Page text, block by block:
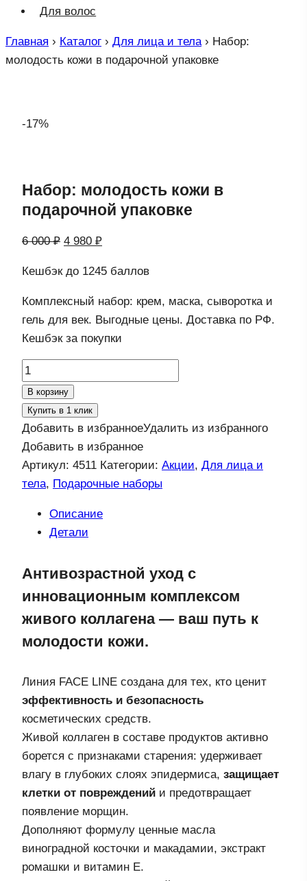
Для волос
Главная › Каталог › Для лица и тела › Набор:
молодость кожи в подарочной упаковке
-17%
Набор: молодость кожи в
подарочной упаковке
6 000₽ Первоначальная
составляла
6
000 ₽.
4 980 ₽Текущая
4
980 ₽.
Кешбэкдо 1245 баллов
Комплексный набор: крем, маска, сыворотка и
гель для век. Выгодные цены. Доставка по РФ.
Кешбэк за покупки
Количество
товара
Набор:
молодость
кожи
в
подарочной
В корзину
Купить в 1 клик
Добавить в избранноеУдалить из избранного
Добавить в избранное
Артикул: 4511 Категории: Акции, Для лица и
тела, Подарочные наборы
Описание
Детали
Антивозрастной уход с
инновационным комплексом
живого коллагена — ваш путь к
молодости кожи.
Линия FACE LINE создана для тех, кто ценит
эффективность и безопасность
косметических средств.
Живой коллаген в составе продуктов активно
борется с признаками старения: удерживает
влагу в глубоких слоях эпидермиса, защищает
клетки от повреждений и предотвращает
появление морщин.
Дополняют формулу ценные масла
виноградной косточки и макадамии, экстракт
ромашки и витамин Е.